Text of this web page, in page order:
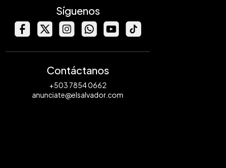
Síguenos
Contáctanos
+503 7854 0662
anunciate@elsalvador.com